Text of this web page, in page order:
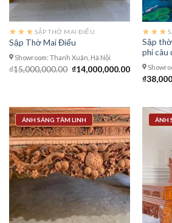
SẬP THỜ MAI ĐIỂU
Sập Thờ Mai Điểu
Showroom: Thanh Xuân, Hà Nội
₫15,000,000.00 Giá
₫14,000,000.00Giá
hiện
Sập
phi câu
₫
ÁNH SÁNG TÂM LINH ÁNH